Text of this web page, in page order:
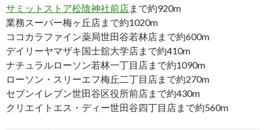
サミットストア松陰神社前店まで約920m
業務スーパー梅ヶ丘店まで約1020m
ココカラファイン薬局世田谷若林店まで約600m
デイリーヤマザキ国士舘大学店まで約410m
ナチュラルローソン若林一丁目店まで約1090m
ローソン・スリーエフ梅丘二丁目店まで約270m
セブンイレブン世田谷区役所前店まで約430m
クリエイトエス・ディー世田谷四丁目店まで約560m